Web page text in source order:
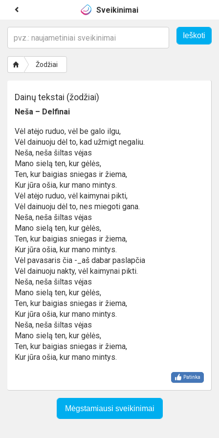
Sveikinimai
Žodžiai
Dainų tekstai (žodžiai)
Neša – Delfinai
Vėl atėjo ruduo, vėl be galo ilgu,
Vėl dainuoju dėl to, kad užmigt negaliu.
Neša, neša šiltas vėjas
Mano sielą ten, kur gėlės,
Ten, kur baigias sniegas ir žiema,
Kur jūra ošia, kur mano mintys.
Vėl atėjo ruduo, vėl kaimynai pikti,
Vėl dainuoju dėl to, nes miegoti gana.
Neša, neša šiltas vėjas
Mano sielą ten, kur gėlės,
Ten, kur baigias sniegas ir žiema,
Kur jūra ošia, kur mano mintys.
Vėl pavasaris čia -_aš dabar paslapčia
Vėl dainuoju nakty, vėl kaimynai pikti.
Neša, neša šiltas vėjas
Mano sielą ten, kur gėlės,
Ten, kur baigias sniegas ir žiema,
Kur jūra ošia, kur mano mintys.
Neša, neša šiltas vėjas
Mano sielą ten, kur gėlės,
Ten, kur baigias sniegas ir žiema,
Kur jūra ošia, kur mano mintys.
Patinka
Mėgstamiausi sveikinimai